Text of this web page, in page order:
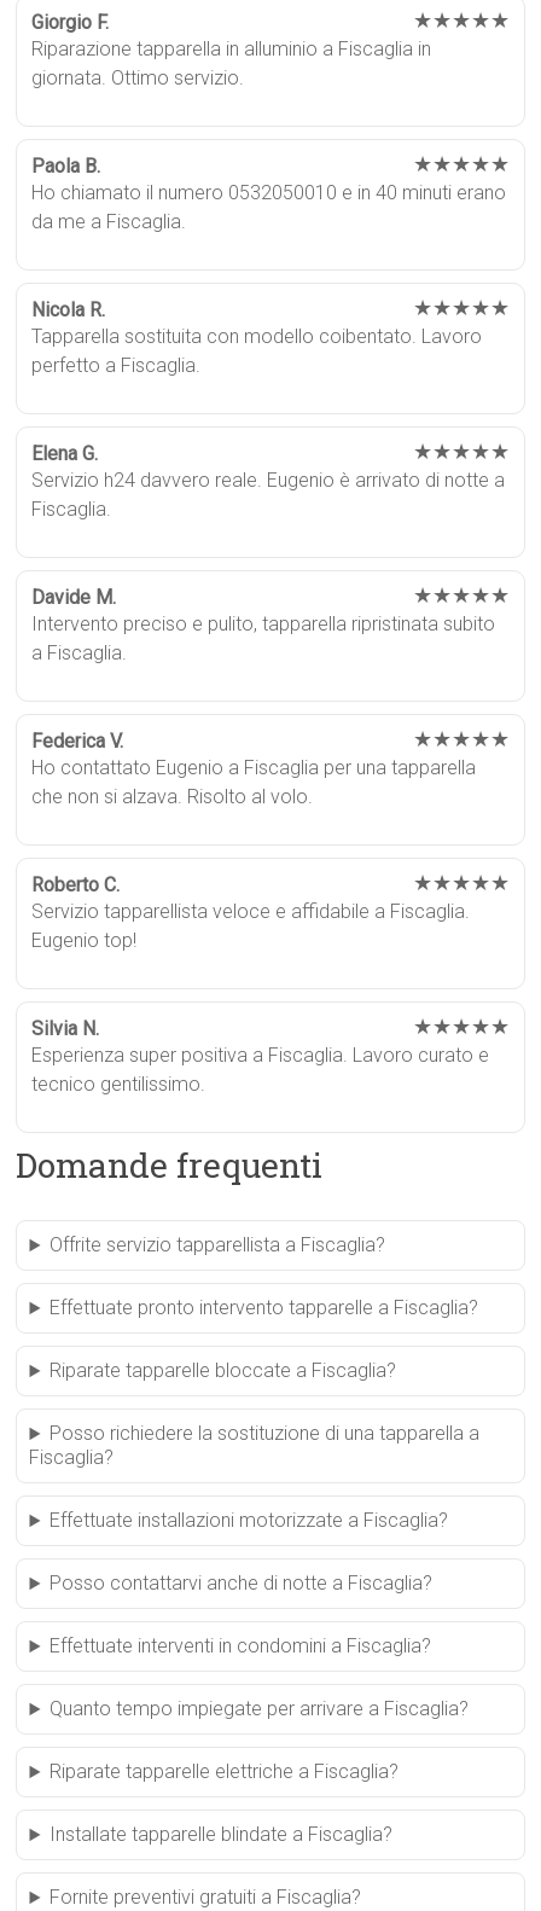
Giorgio F. ★★★★★
Riparazione tapparella in alluminio a Fiscaglia in
giornata. Ottimo servizio.
Paola B. ★★★★★
Ho chiamato il numero 0532050010 e in 40 minuti erano
da me a Fiscaglia.
Nicola R. ★★★★★
Tapparella sostituita con modello coibentato. Lavoro
perfetto a Fiscaglia.
Elena G. ★★★★★
Servizio h24 davvero reale. Eugenio è arrivato di notte a
Fiscaglia.
Davide M. ★★★★★
Intervento preciso e pulito, tapparella ripristinata subito
a Fiscaglia.
Federica V. ★★★★★
Ho contattato Eugenio a Fiscaglia per una tapparella
che non si alzava. Risolto al volo.
Roberto C. ★★★★★
Servizio tapparellista veloce e affidabile a Fiscaglia.
Eugenio top!
Silvia N. ★★★★★
Esperienza super positiva a Fiscaglia. Lavoro curato e
tecnico gentilissimo.
Domande frequenti
Offrite servizio tapparellista a Fiscaglia?
Effettuate pronto intervento tapparelle a Fiscaglia?
Riparate tapparelle bloccate a Fiscaglia?
Posso richiedere la sostituzione di una tapparella a
Fiscaglia?
Effettuate installazioni motorizzate a Fiscaglia?
Posso contattarvi anche di notte a Fiscaglia?
Effettuate interventi in condomini a Fiscaglia?
Quanto tempo impiegate per arrivare a Fiscaglia?
Riparate tapparelle elettriche a Fiscaglia?
Installate tapparelle blindate a Fiscaglia?
Fornite preventivi gratuiti a Fiscaglia?